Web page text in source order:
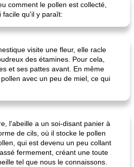
comment le pollen est collecté,
facile qu'il y paraît:
visite une fleur, elle racle
des étamines. Pour cela,
et ses pattes avant. En même
avec un peu de miel, ce qui
l'abeille a un soi-disant panier à
de cils, où il stocke le pollen
qui est devenu un peu collant
fermement, créant une toute
tel que nous le connaissons.